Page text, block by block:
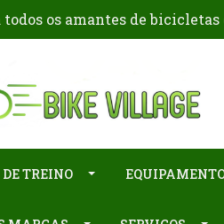
os amantes de bicicletas
DE TREINO